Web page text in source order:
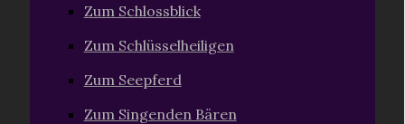
Zum Schlossblick
Zum Schlüsselheiligen
Zum Seepferd
Zum Singenden Bären